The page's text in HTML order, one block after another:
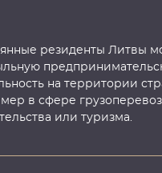
резиденты Литвы
на территории
в сфере
или туризма.